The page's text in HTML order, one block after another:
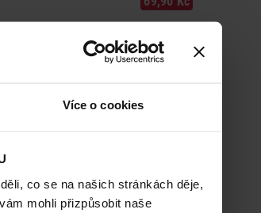
Více o cookies
co se na našich stránkách děje,
mohli přizpůsobit naše
Do košíku
205,59 Kč